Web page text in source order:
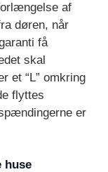
af
døren, når
få
skal
et “L” omkring
flyttes
er
huse